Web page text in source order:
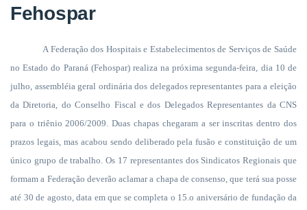
Fehospar
A Federação dos Hospitais e Estabelecimentos de Serviços de Saúde
no Estado do Paraná (Fehospar) realiza na próxima segunda-feira, dia 10 de
julho, assembléia geral ordinária dos delegados representantes para a eleição
da Diretoria, do Conselho Fiscal e dos Delegados Representantes da CNS
para o triênio 2006/2009. Duas chapas chegaram a ser inscritas dentro dos
prazos legais, mas acabou sendo deliberado pela fusão e constituição de um
único grupo de trabalho. Os 17 representantes dos Sindicatos Regionais que
formam a Federação deverão aclamar a chapa de consenso, que terá sua posse
até 30 de agosto, data em que se completa o 15.o aniversário de fundação da